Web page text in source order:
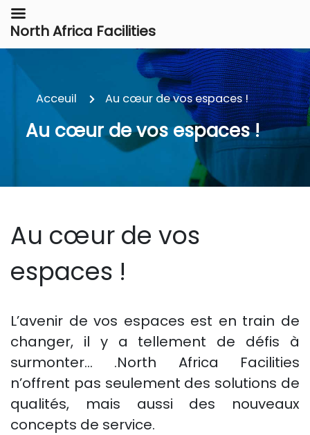
Acceuil Au cœur de vos espaces !
Au cœur de vos espaces !
Au cœur de vos
espaces !
L’avenir de vos espaces est en train de
changer, il y a tellement de défis à
surmonter… .North Africa Facilities
n’offrent pas seulement des solutions de
qualités, mais aussi des nouveaux
concepts de service.
North Africa Facilities